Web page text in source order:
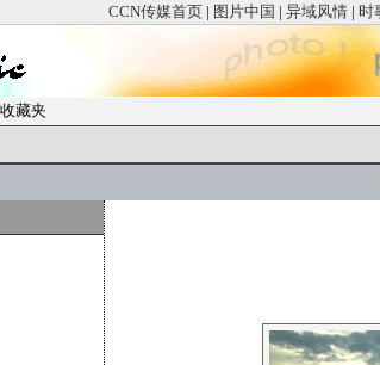
CCN传媒首页 | 图片中国 | 异域风情 | 时
藏夹